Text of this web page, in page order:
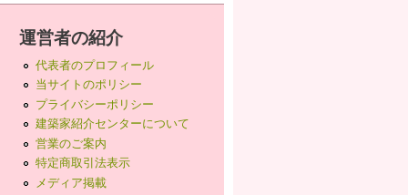
運営者の紹介
代表者のプロフィール
当サイトのポリシー
プライバシーポリシー
建築家紹介センターについて
営業のご案内
特定商取引法表示
メディア掲載